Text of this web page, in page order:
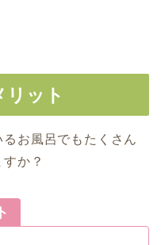
リット
お風呂でもたくさん
か？